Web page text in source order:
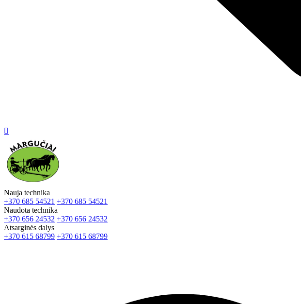

Nauja technika
+370 685 54521 +370 685 54521
Naudota technika
+370 656 24532 +370 656 24532
Atsarginės dalys
+370 615 68799 +370 615 68799